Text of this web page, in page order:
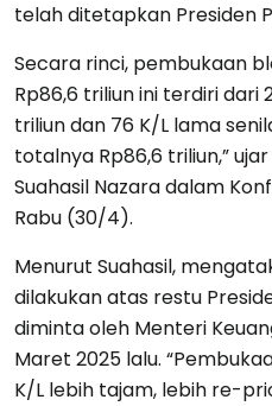
telah ditetapkan Presiden
Secara rinci, pembukaan
Rp86,6 triliun ini terdiri dari
triliun dan 76 K/L lama
totalnya Rp86,6 triliun,”
Suahasil Nazara dalam
Rabu (30/4).
Menurut Suahasil,
dilakukan atas restu
diminta oleh Menteri
Maret 2025 lalu.
K/L lebih tajam, lebih re-